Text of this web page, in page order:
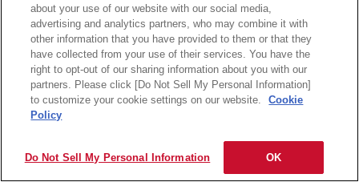
サイトの利用条件 個人情報保護に関して 保証規定 会社情報
Copyright 2026 Maxell, Ltd., All rights reserved.
about your use of our website with our social media,
advertising and analytics partners, who may combine it with
other information that you have provided to them or that they
have collected from your use of their services. You have the
right to opt-out of our sharing information about you with our
partners. Please click [Do Not Sell My Personal Information]
to customize your cookie settings on our website.
Cookie
Policy
Do Not Sell My Personal Information OK